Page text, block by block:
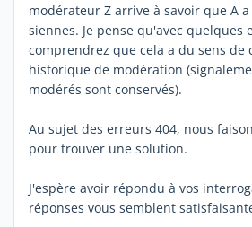
modérateur Z arrive à savoir que A
siennes. Je pense qu'avec quelques
comprendrez que cela a du sens de
historique de modération
modérés sont conservés).
Au sujet des erreurs 404, nous
pour trouver une solution.
J'espère avoir répondu à vos
réponses vous semblent